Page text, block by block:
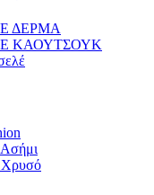
ΔΕΡΜΑ
ΚΑΟΥΤΣΟΥΚ
Χρυσό